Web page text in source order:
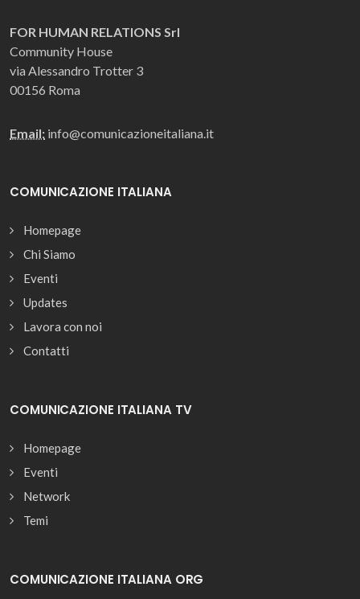
FOR HUMAN RELATIONS Srl
Community House
via Alessandro Trotter 3
00156 Roma
Email: info@comunicazioneitaliana.it
COMUNICAZIONE ITALIANA
Homepage
Chi Siamo
Eventi
Updates
Lavora con noi
Contatti
COMUNICAZIONE ITALIANA TV
Homepage
Eventi
Network
Temi
COMUNICAZIONE ITALIANA ORG